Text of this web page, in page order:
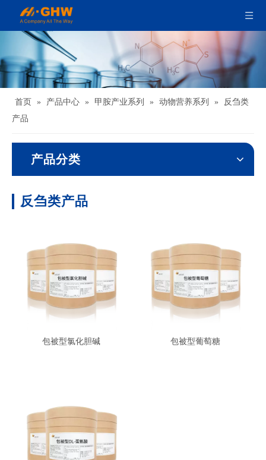
首页 » 产品中心 » 甲胺产业系列 » 动物营养系列 »
反刍类
产品
产品分类
反刍类产品
包被型氯化胆碱 包被型葡萄糖